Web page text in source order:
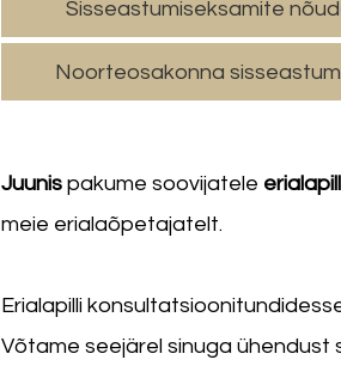
Sisseastumiseksamite
Noorteosakonna
Juunis pakume soovijatele
meie erialaõpetajatelt.
Erialapilli
Võtame seejärel sinuga ühendust